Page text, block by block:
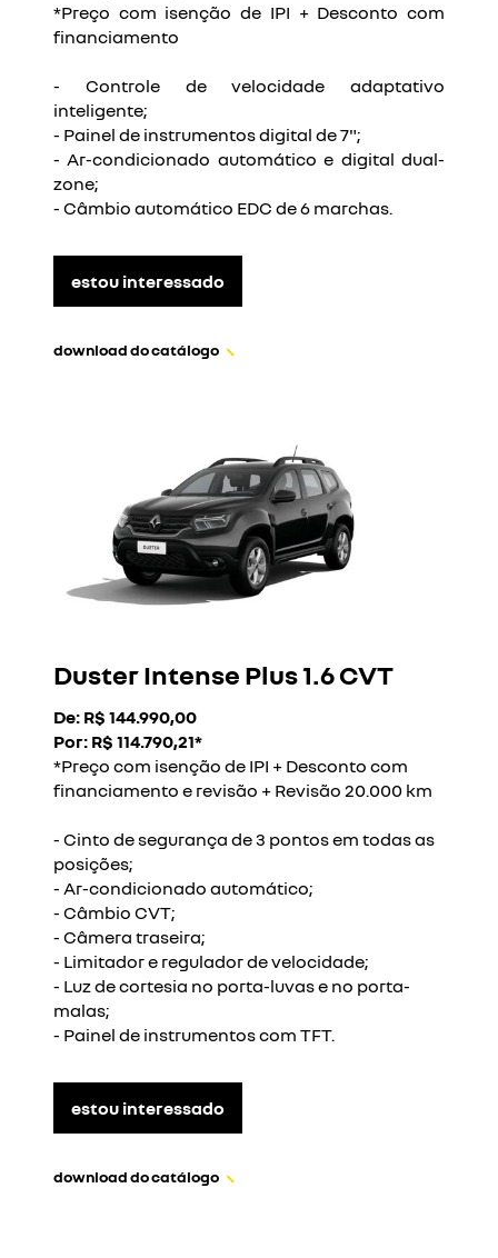
*Preço com isenção de IPI + Desconto com
financiamento
- Controle de velocidade adaptativo
inteligente ;
- Painel de instrumentos digital de 7" ;
- Ar-condicionado automático e digital dual-
zone ;
- Câmbio automático EDC de 6 marchas .
estou interessado
download do catálogo
Duster Intense Plus 1.6 CVT
De: R$ 144.990,00
Por: R$ 114.790,21*
*Preço com isenção de IPI + Desconto com
financiamento e revisão + Revisão 20.000 km
- Cinto de segurança de 3 pontos em todas as
posições;
- Ar-condicionado automático;
- Câmbio CVT;
- Câmera traseira;
- Limitador e regulador de velocidade;
- Luz de cortesia no porta-luvas e no porta-
malas;
- Painel de instrumentos com TFT.
estou interessado
download do catálogo